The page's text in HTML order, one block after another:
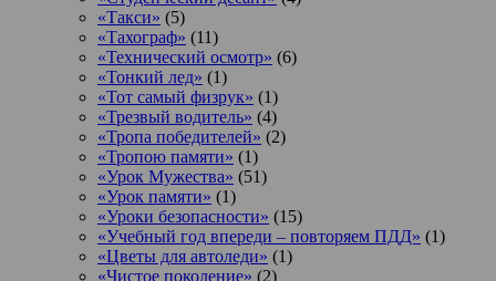
«Такси» (5)
«Тахограф» (11)
«Технический осмотр» (6)
«Тонкий лед» (1)
«Тот самый физрук» (1)
«Трезвый водитель» (4)
«Тропа победителей» (2)
«Тропою памяти» (1)
«Урок Мужества» (51)
«Урок памяти» (1)
«Уроки безопасности» (15)
«Учебный год впереди – повторяем ПДД» (1)
«Цветы для автоледи» (1)
«Чистое поколение» (2)